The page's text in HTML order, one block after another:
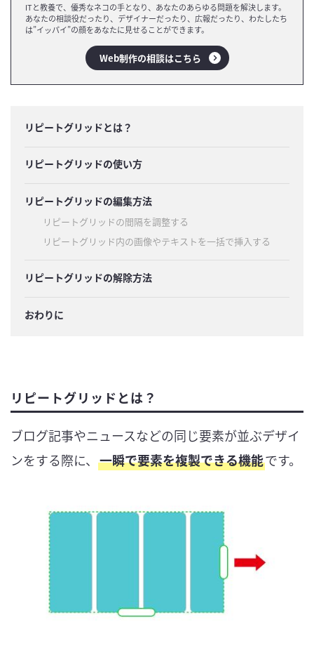
ITと教養で、優秀なネコの手となり、あなたのあらゆる問題を解決します。
あなたの相談役だったり、デザイナーだったり、広報だったり、わたしたち
は”イッパイ”の顔をあなたに見せることができます。
Web制作の相談はこちら
リピートグリッドとは？
リピートグリッドの使い方
リピートグリッドの編集方法
リピートグリッドの間隔を調整する
リピートグリッド内の画像やテキストを一括で挿入する
リピートグリッドの解除方法
おわりに
リピートグリッドとは？
ブログ記事やニュースなどの同じ要素が並ぶデザイ
ンをする際に、 一瞬で要素を複製できる機能です。